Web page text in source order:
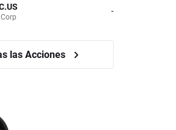
-
las Acciones